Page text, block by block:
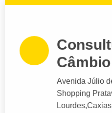
Câmbio
Avenida Júlio
Shopping
Lourdes,Caxias